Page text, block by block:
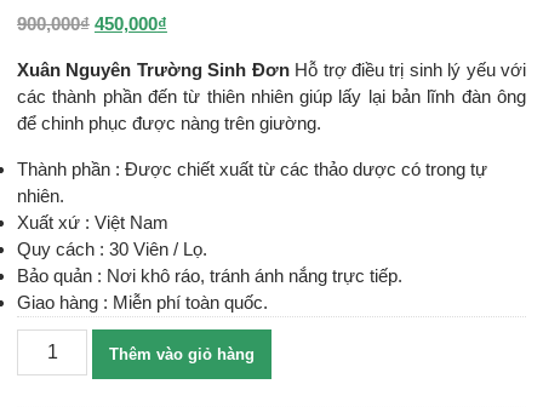
900,000₫ Giá
là:
900,000₫.
450,000₫Giá
tại
là:
450,000₫.
Xuân Nguyên Trường Sinh Đơn Hỗ trợ điều trị sinh lý yếu với
các thành phần đến từ thiên nhiên giúp lấy lại bản lĩnh đàn ông
để chinh phục được nàng trên giường.
Thành phần : Được chiết xuất từ các thảo dược có trong tự
nhiên.
Xuất xứ : Việt Nam
Quy cách : 30 Viên / Lọ.
Bảo quản : Nơi khô ráo, tránh ánh nắng trực tiếp.
Giao hàng : Miễn phí toàn quốc.
Xuân
Thêm vào giỏ hàng